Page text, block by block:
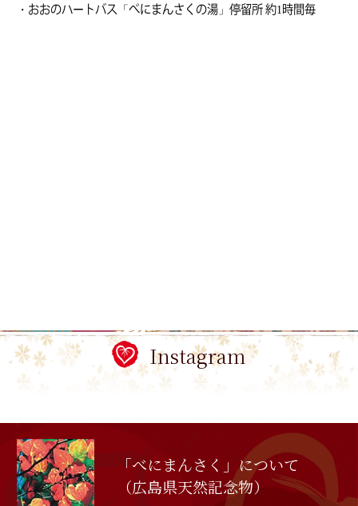
・おおのハートバス「べにまんさくの湯」停留所 約1時間毎
Instagram
「べにまんさく」について
（広島県天然記念物）